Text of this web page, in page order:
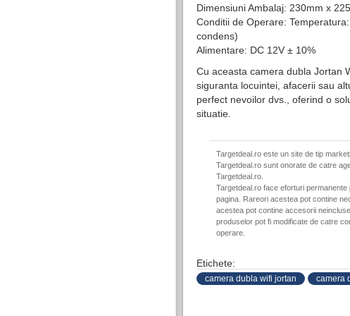
Dimensiuni Ambalaj: 230mm x
Conditii de Operare:
condens)
Alimentare: DC 12V ± 10%
Cu aceasta camera dubla Jortan
siguranta locuintei, afacerii sau
perfect nevoilor dvs., oferind o
situatie.
Targetdeal.ro este un site de tip
Targetdeal.ro sunt onorate de catre
Targetdeal.ro.
Targetdeal.ro face eforturi
pagina. Rareori acestea pot contine
acestea pot contine accesorii
produselor pot fi modificate de catre
operare.
Etichete:
camera dubla wifi jortan camera